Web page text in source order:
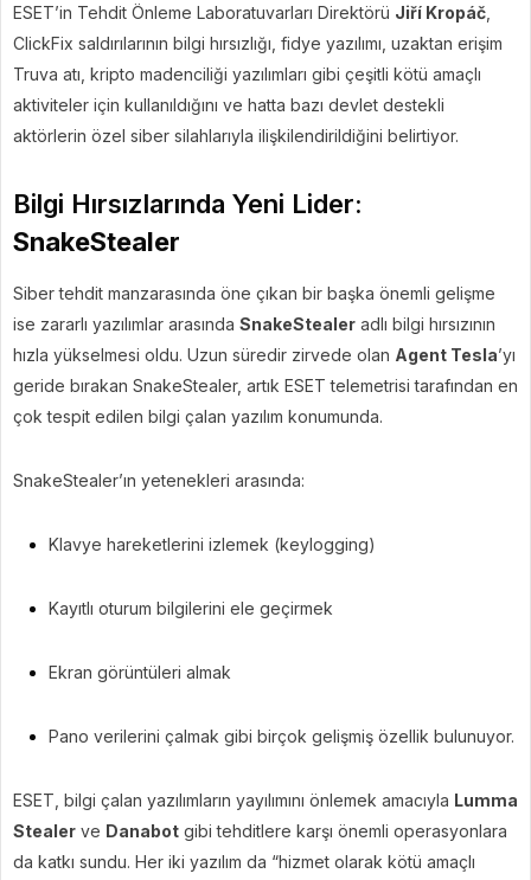
ESET’in Tehdit Önleme Laboratuvarları Direktörü Jiří Kropáč
ClickFix saldırılarının bilgi hırsızlığı, fidye yazılımı, uzaktan erişim
Truva atı, kripto madenciliği yazılımları gibi çeşitli kötü amaçlı
aktiviteler için kullanıldığını ve hatta bazı devlet destekli
aktörlerin özel siber silahlarıyla ilişkilendirildiğini belirtiyor.
Bilgi Hırsızlarında Yeni Lider:
SnakeStealer
Siber tehdit manzarasında öne çıkan bir başka önemli gelişme
ise zararlı yazılımlar arasında SnakeStealer adlı bilgi hırsızının
hızla yükselmesi oldu. Uzun süredir zirvede olan Agent Tesla’yı
geride bırakan SnakeStealer, artık ESET telemetrisi tarafından en
çok tespit edilen bilgi çalan yazılım konumunda.
SnakeStealer’ın yetenekleri arasında:
Klavye hareketlerini izlemek (keylogging)
Kayıtlı oturum bilgilerini ele geçirmek
Ekran görüntüleri almak
Pano verilerini çalmak gibi birçok gelişmiş özellik bulunuyor.
ESET, bilgi çalan yazılımların yayılımını önlemek amacıyla Lumma
Stealer ve Danabot gibi tehditlere karşı önemli operasyonlara
da katkı sundu. Her iki yazılım da “hizmet olarak kötü amaçlı